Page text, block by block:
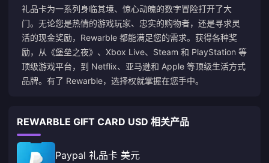
礼品卡为一系列身临其境、惊心动魄的数字冒险打开了大
门。无论您是热情的游戏玩家、忠实的购物者，还是寻求灵
活的现金奖励，Rewarble 都能满足您的需求。获得各种奖
励，从《堡垒之夜》、Xbox Live、Steam 和 PlayStation 等
顶级游戏平台，到 Netflix、亚马逊和 Apple 等顶级生活方式
品牌。有了 Rewarble，选择权就掌握在您手中。
REWARBLE GIFT CARD USD 相关产品
Paypal 礼品卡 美元